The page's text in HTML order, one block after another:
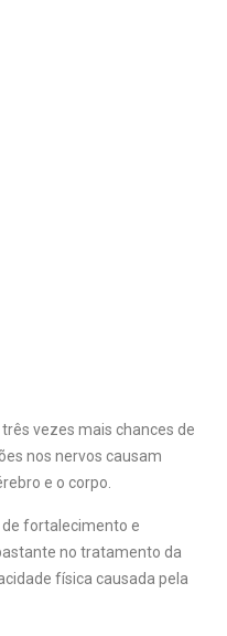
vezes mais chances de
nos nervos causam
e o corpo.
de fortalecimento e
no tratamento da
física causada pela